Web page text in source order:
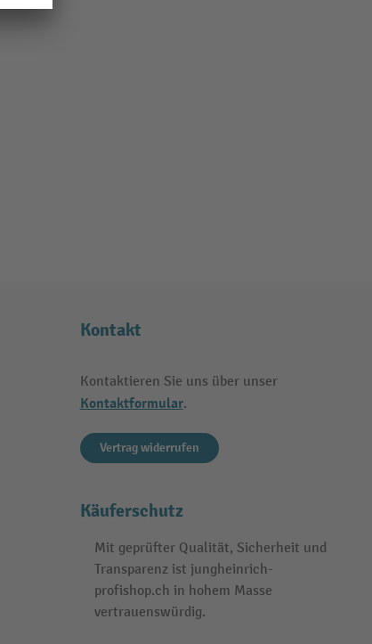
Kontakt
Kontaktieren Sie uns über unser
Kontaktformular.
Vertrag widerrufen
Käuferschutz
Mit geprüfter Qualität, Sicherheit und
Transparenz ist jungheinrich-
profishop.ch in hohem Masse
vertrauenswürdig.